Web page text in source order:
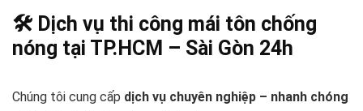
🛠 Dịch vụ thi công mái tôn chống
nóng tại TP.HCM – Sài Gòn 24h
Chúng tôi cung cấp dịch vụ chuyên nghiệp – nhanh chóng